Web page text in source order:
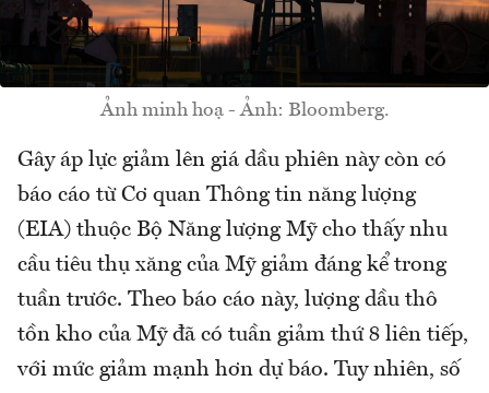
Ảnh minh hoạ - Ảnh: Bloomberg.
Gây áp lực giảm lên giá dầu phiên này còn có
báo cáo từ Cơ quan Thông tin năng lượng
(EIA) thuộc Bộ Năng lượng Mỹ cho thấy nhu
cầu tiêu thụ xăng của Mỹ giảm đáng kể trong
tuần trước. Theo báo cáo này, lượng dầu thô
tồn kho của Mỹ đã có tuần giảm thứ 8 liên tiếp,
với mức giảm mạnh hơn dự báo. Tuy nhiên, số